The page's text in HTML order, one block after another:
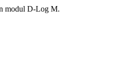
modul D-Log M.